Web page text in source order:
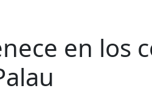
en los